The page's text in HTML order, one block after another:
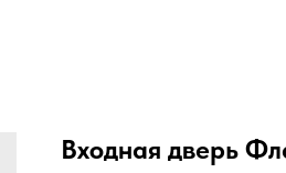
Входная дверь